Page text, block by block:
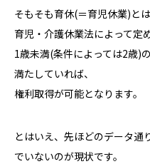
そもそも育休(＝育児休業)と
育児・介護休業法によって定
1歳未満(条件によっては2歳)
満たしていれば、
権利取得が可能となります。
とはいえ、先ほどのデータ通
でいないのが現状です。